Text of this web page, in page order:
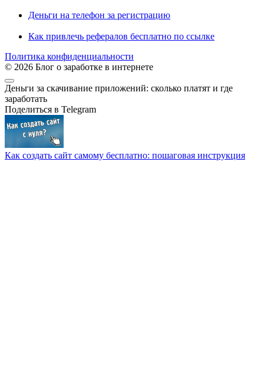
Деньги на телефон за регистрацию
Как привлечь рефералов бесплатно по ссылке
Политика конфиденциальности
© 2026 Блог о заработке в интернете
Деньги за скачивание приложений: сколько платят и где
заработать
Поделиться в Telegram
Как создать сайт самому бесплатно: пошаговая инструкция